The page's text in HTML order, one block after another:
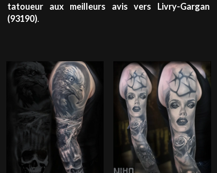
tatoueur aux meilleurs avis
vers Livry-Gargan
(93190).